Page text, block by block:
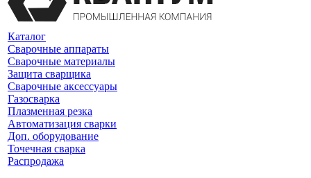
Каталог
Сварочные аппараты
Сварочные материалы
Защита сварщика
Сварочные аксессуары
Газосварка
Плазменная резка
Автоматизация сварки
Доп. оборудование
Точечная сварка
Распродажа